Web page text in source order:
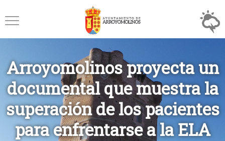
Arroyomolinos proyecta un
documental que muestra la
superación de los pacientes
para enfrentarse a la ELA